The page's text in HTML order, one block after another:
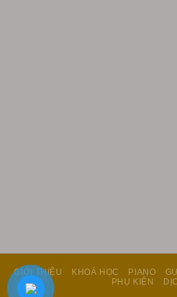
GIỚI THIỆU KHOÁ HỌC PIANO
PHỤ KIỆN